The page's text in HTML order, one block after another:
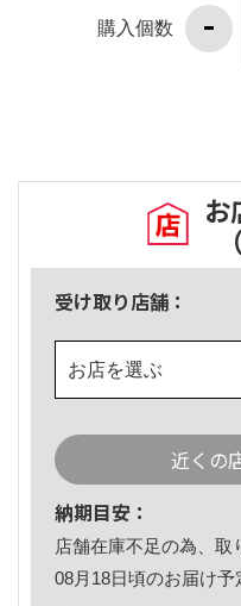
購入個数
お
受け取り店舗：
お店を選ぶ
近くの
納期目安：
店舗在庫不足の為、取
08月18日頃のお届け予